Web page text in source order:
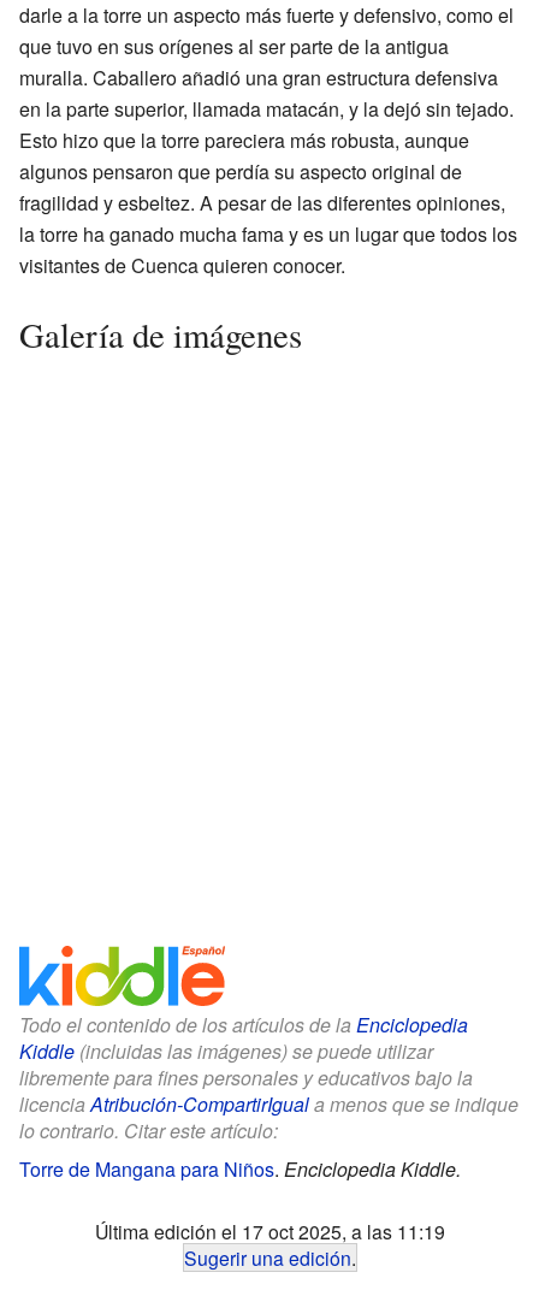
darle a la torre un aspecto más fuerte y defensivo, como el
que tuvo en sus orígenes al ser parte de la antigua
muralla. Caballero añadió una gran estructura defensiva
en la parte superior, llamada matacán, y la dejó sin tejado.
Esto hizo que la torre pareciera más robusta, aunque
algunos pensaron que perdía su aspecto original de
fragilidad y esbeltez. A pesar de las diferentes opiniones,
la torre ha ganado mucha fama y es un lugar que todos los
visitantes de Cuenca quieren conocer.
Galería de imágenes
Todo el contenido de los artículos de la Enciclopedia
Kiddle (incluidas las imágenes) se puede utilizar
libremente para fines personales y educativos bajo la
licenciaAtribución-CompartirIguala menos que se indique
lo contrario. Citar este artículo:
Torre de Mangana para Niños. Enciclopedia Kiddle.
Última edición el 17 oct 2025, a las 11:19
Sugerir una edición.